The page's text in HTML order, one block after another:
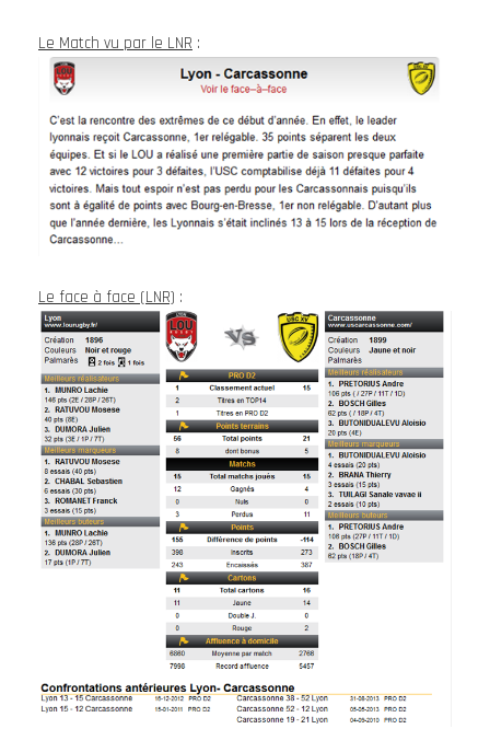
Le Match vu par le LNR :
Le face à face (LNR) :